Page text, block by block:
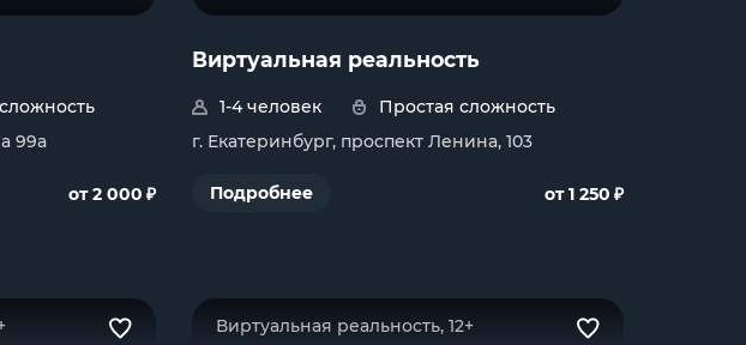
99а
от 2 000 ₽
Виртуальная реальность
1-4 человек
Простая сложность
г. Екатеринбург, проспект Ленина, 103
Подробнее от 1 250 ₽
Виртуальная реальность, 12+